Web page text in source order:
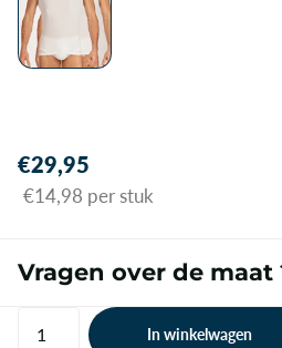
€29,95
€14,98 per stuk
Vragen over de maat
In winkelwagen